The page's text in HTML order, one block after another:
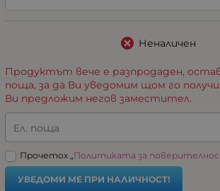
Неналичен
Продуктът вече е разпродаден,
поща, за да Ви уведомим щом го
Ви предложим негов заместител.
Ел. поща
Прочетох „ Политиката за
УВЕДОМИ МЕ ПРИ НАЛИЧНОСТ!